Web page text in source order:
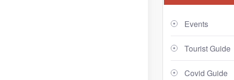
Events
Tourist Guide
Covid Guide